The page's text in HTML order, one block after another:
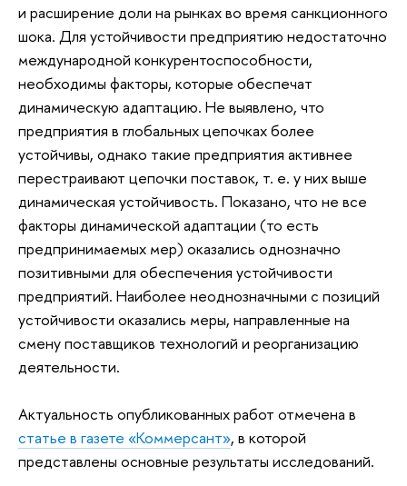
и расширение доли на рынках во время санкционного
шока. Для устойчивости предприятию недостаточно
международной конкурентоспособности,
необходимы факторы, которые обеспечат
динамическую адаптацию. Не выявлено, что
предприятия в глобальных цепочках более
устойчивы, однако такие предприятия активнее
перестраивают цепочки поставок, т. е. у них выше
динамическая устойчивость. Показано, что не все
факторы динамической адаптации (то есть
предпринимаемых мер) оказались однозначно
позитивными для обеспечения устойчивости
предприятий. Наиболее неоднозначными с позиций
устойчивости оказались меры, направленные на
смену поставщиков технологий и реорганизацию
деятельности.
Актуальность опубликованных работ отмечена в
статье в газете «Коммерсант», в которой
представлены основные результаты исследований.